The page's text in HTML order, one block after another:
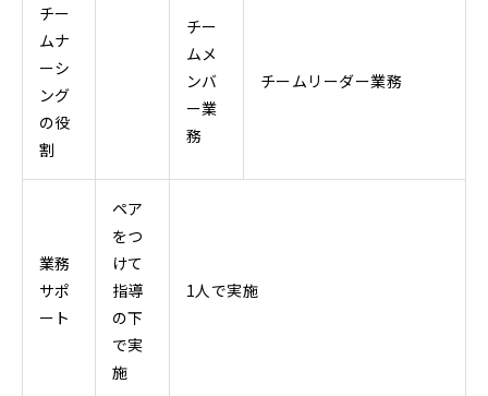
チー
ムナ
ーシ
ング
の役
割
チー
ムメ
ンバ
ー業
務
チームリーダー業務
業務
サポ
ート
ペア
をつ
けて
指導
の下
で実
施
1人で実施